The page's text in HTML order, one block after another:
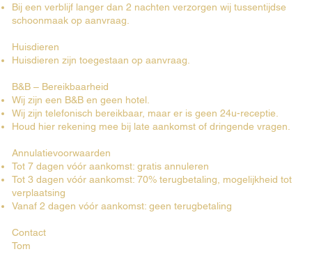
Bij een verblijf langer dan 2 nachten verzorgen wij tussentijdse
schoonmaak op aanvraag.
Huisdieren
Huisdieren zijn toegestaan op aanvraag.
B&B – Bereikbaarheid
Wij zijn een B&B en geen hotel.
Wij zijn telefonisch bereikbaar, maar er is geen 24u-receptie.
Houd hier rekening mee bij late aankomst of dringende vragen.
Annulatievoorwaarden
Tot 7 dagen vóór aankomst: gratis annuleren
Tot 3 dagen vóór aankomst: 70% terugbetaling, mogelijkheid tot
verplaatsing
Vanaf 2 dagen vóór aankomst: geen terugbetaling
Contact
Tom